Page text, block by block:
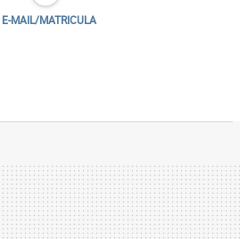
E-MAIL/MATRICULA